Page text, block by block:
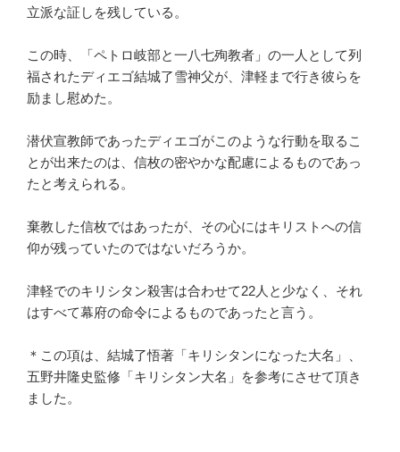
立派な証しを残している。
この時、「ペトロ岐部と一八七殉教者」の一人として列
福されたディエゴ結城了雪神父が、津軽まで行き彼らを
励まし慰めた。
潜伏宣教師であったディエゴがこのような行動を取るこ
とが出来たのは、信枚の密やかな配慮によるものであっ
たと考えられる。
棄教した信枚ではあったが、その心にはキリストへの信
仰が残っていたのではないだろうか。
津軽でのキリシタン殺害は合わせて22人と少なく、それ
はすべて幕府の命令によるものであったと言う。
＊この項は、結城了悟著「キリシタンになった大名」、
五野井隆史監修「キリシタン大名」を参考にさせて頂き
ました。